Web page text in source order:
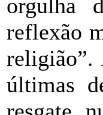
orgulha
reflexão
religião”.
últimas